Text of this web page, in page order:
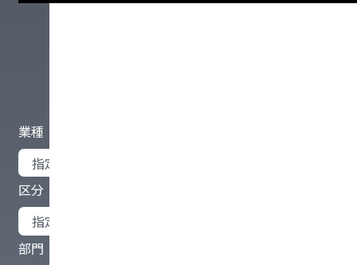
業種
区分
部門